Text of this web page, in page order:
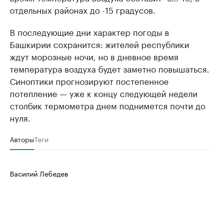
отдельных районах до -15 градусов.
В последующие дни характер погоды в
Башкирии сохранится: жителей республики
ждут морозные ночи, но в дневное время
температура воздуха будет заметно повышаться.
Синоптики прогнозируют постепенное
потепление — уже к концу следующей недели
столбик термометра днем поднимется почти до
нуля.
АвторыТеги
Василий Лебедев